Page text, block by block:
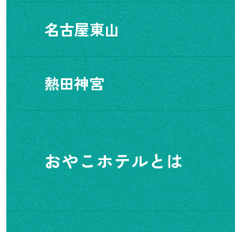
名古屋東山
熱田神宮
おやこホテルとは